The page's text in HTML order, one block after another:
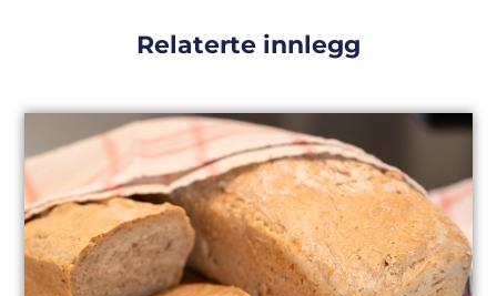
Relaterte innlegg